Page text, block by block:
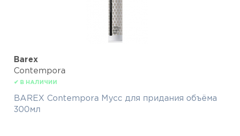
Barex
Contempora
✔ В НАЛИЧИИ
BAREX Contempora Мусс для придания объёма
300мл